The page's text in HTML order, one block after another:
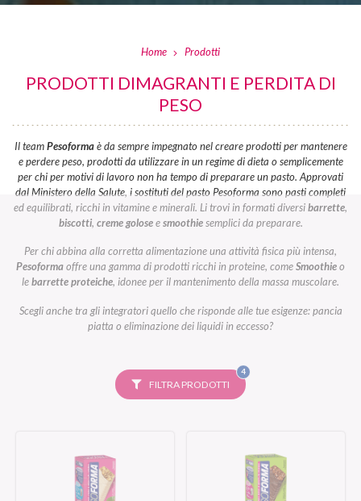
Home Prodotti
PRODOTTI DIMAGRANTI E PERDITA DI
PESO
Il teamPesoformaè da sempre impegnato nel creare prodotti per mantenere
e perdere peso, prodotti da utilizzare in un regime di dieta o semplicemente
per chi per motivi di lavoro non ha tempo di preparare un pasto. Approvati
dal Ministero della Salute, i sostituti del pasto Pesoforma sono pasti completi
ed equilibrati, ricchi in vitamine e minerali. Li trovi in formati diversibarrette,
biscotti, creme goloseesmoothiesemplici da preparare.
Per chi abbina alla corretta alimentazione una attività fisica più intensa,
Pesoformaoffre una gamma di prodotti ricchi in proteine, comeSmoothieo
lebarrette proteiche, idonee per il mantenimento della massa muscolare.
Scegli anche tra gli integratori quello che risponde alle tue esigenze: pancia
piatta o eliminazione dei liquidi in eccesso?
FILTRA PRODOTTI
4FILTRI
SELEZIONATI